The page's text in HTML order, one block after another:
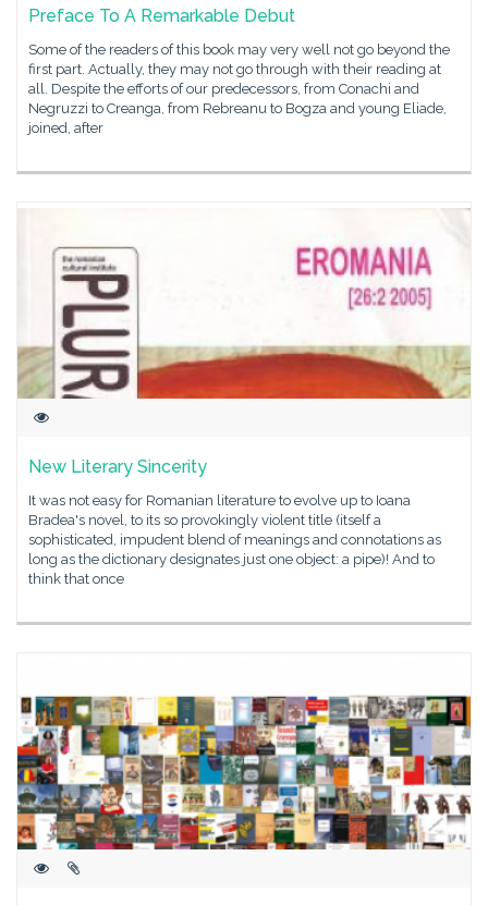
Preface To A Remarkable Debut
Some of the readers of this book may very well not go beyond the
first part. Actually, they may not go through with their reading at
all. Despite the efforts of our predecessors, from Conachi and
Negruzzi to Creanga, from Rebreanu to Bogza and young Eliade,
joined, after
New Literary Sincerity
It was not easy for Romanian literature to evolve up to Ioana
Bradea's novel, to its so provokingly violent title (itself a
sophisticated, impudent blend of meanings and connotations as
long as the dictionary designates just one object: a pipe)! And to
think that once